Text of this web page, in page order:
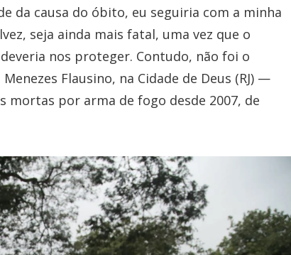
da causa do óbito, eu seguiria com a minha
seja ainda mais fatal, uma vez que o
nos proteger. Contudo, não foi o
Flausino, na Cidade de Deus (RJ) —
mortas por arma de fogo desde 2007, de